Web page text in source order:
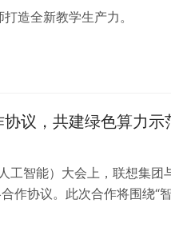
造全新教学生产力。
议，共建绿色算力示
工智能）大会上，联想集团
作协议。此次合作将围绕“